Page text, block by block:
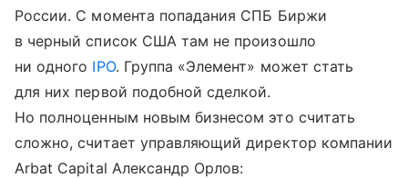
России. С момента попадания СПБ Биржи
в черный список США там не произошло
ни одного IPO. Группа «Элемент» может стать
для них первой подобной сделкой.
Но полноценным новым бизнесом это считать
сложно, считает управляющий директор компании
Arbat Capital Александр Орлов: